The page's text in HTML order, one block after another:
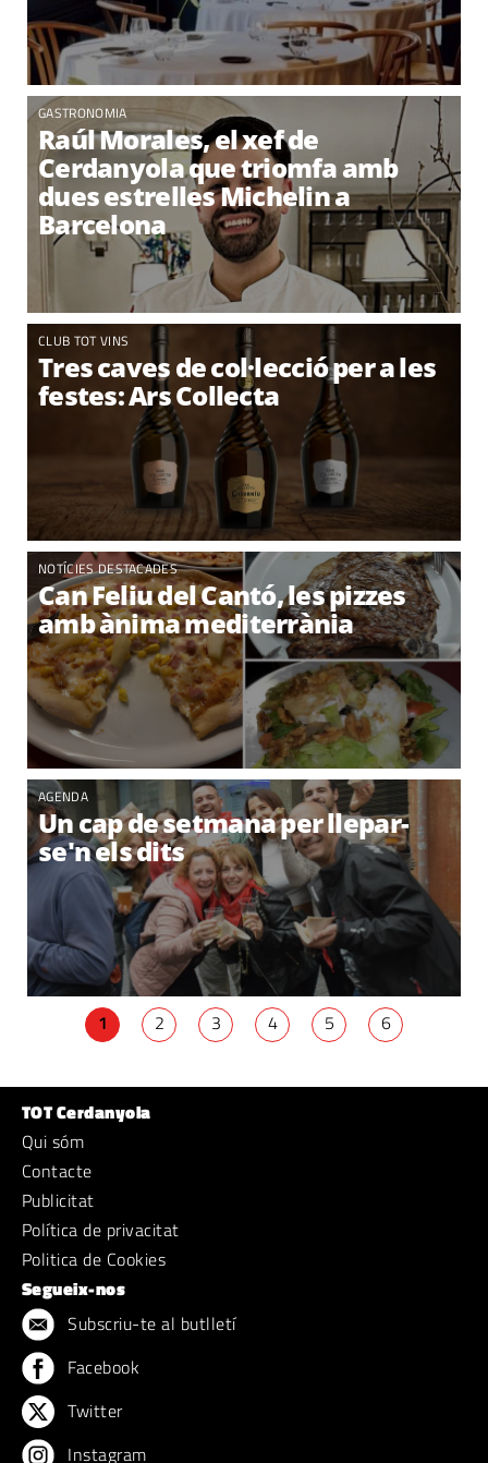
GASTRONOMIA
Raúl Morales, el xef de
Cerdanyola que triomfa amb
dues estrelles Michelin a
Barcelona
CLUB TOT VINS
Tres caves de col·lecció per a les
festes: Ars Collecta
NOTÍCIES DESTACADES
Can Feliu del Cantó, les pizzes
amb ànima mediterrània
AGENDA
Un cap de setmana per llepar-
se'n els dits
1 2 3 4 5 6
TOT Cerdanyola
Qui sóm
Contacte
Publicitat
Política de privacitat
Politica de Cookies
Segueix-nos
Subscriu-te al butlletí
Facebook
Twitter
Instagram